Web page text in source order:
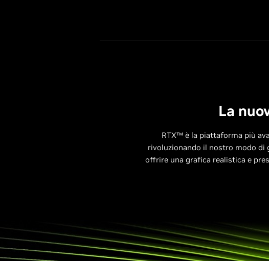
La
RTX™ è la piattaforma più
rivoluzionando il nostro modo di
offrire una grafica realistica e